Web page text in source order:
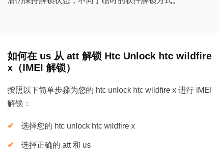
如何在 us 从 att 解锁 Htc Unlock htc wildfire
x（IMEI 解锁）
按照以下简单步骤为您的 htc unlock htc wildfire x 进行 IMEI
解锁：
选择您的 htc unlock htc wildfire x
选择正确的 att 和 us